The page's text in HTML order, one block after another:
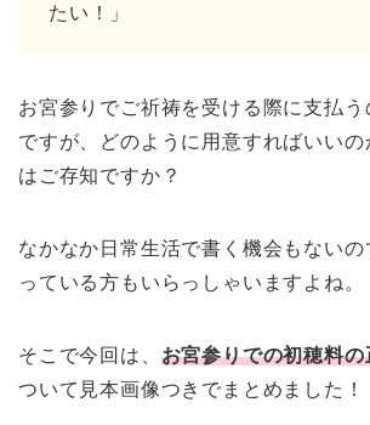
たい！」
お宮参りでご祈祷を受ける際に支払う
ですが、どのように用意すればいい
はご存知ですか？
なかなか日常生活で書く機会もないの
っている方もいらっしゃいますよね。
そこで今回は、 お宮参りでの初穂料
ついて見本画像つきでまとめました！